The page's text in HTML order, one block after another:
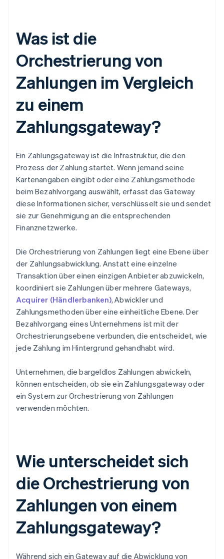
Was ist die
Orchestrierung von
Zahlungen im Vergleich
zu einem
Zahlungsgateway?
Ein Zahlungsgateway ist die Infrastruktur, die den
Prozess der Zahlung startet. Wenn jemand seine
Kartenangaben eingibt oder eine Zahlungsmethode
beim Bezahlvorgang auswählt, erfasst das Gateway
diese Informationen sicher, verschlüsselt sie und sendet
sie zur Genehmigung an die entsprechenden
Finanznetzwerke.
Die Orchestrierung von Zahlungen liegt eine Ebene über
der Zahlungsabwicklung. Anstatt eine einzelne
Transaktion über einen einzigen Anbieter abzuwickeln,
koordiniert sie Zahlungen über mehrere Gateways,
Acquirer (Händlerbanken), Abwickler und
Zahlungsmethoden über eine einheitliche Ebene. Der
Bezahlvorgang eines Unternehmens ist mit der
Orchestrierungsebene verbunden, die entscheidet, wie
jede Zahlung im Hintergrund gehandhabt wird.
Unternehmen, die bargeldlos Zahlungen abwickeln,
können entscheiden, ob sie ein Zahlungsgateway oder
ein System zur Orchestrierung von Zahlungen
verwenden möchten.
Wie unterscheidet sich
die Orchestrierung von
Zahlungen von einem
Zahlungsgateway?
Während sich ein Gateway auf die Abwicklung von